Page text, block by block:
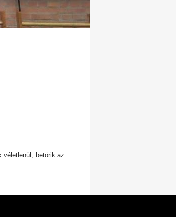
véletlenül, betörik az